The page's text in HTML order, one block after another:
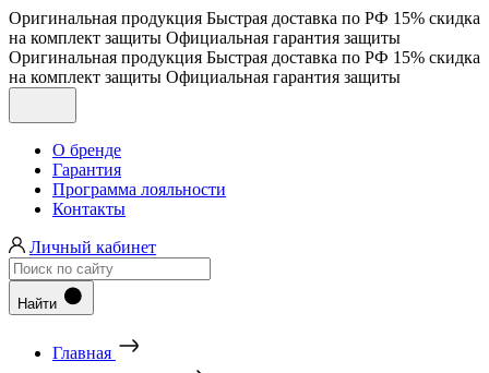
Оригинальная продукция Быстрая доставка по РФ 15% скидка
на комплект защиты Официальная гарантия защиты
Оригинальная продукция Быстрая доставка по РФ 15% скидка
на комплект защиты Официальная гарантия защиты
О бренде
Гарантия
Программа лояльности
Контакты
Личный кабинет
Найти
Главная